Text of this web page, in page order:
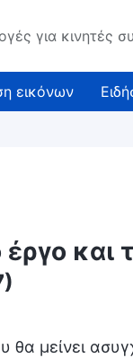
για κινητές
εικόνων
και
θα μείνει